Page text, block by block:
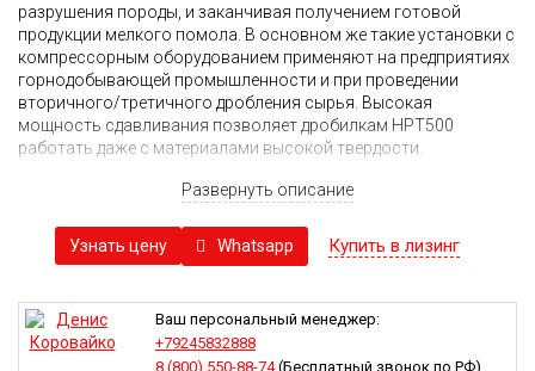
разрушения породы, и заканчивая получением готовой
продукции мелкого помола. В основном же такие установки с
компрессорным оборудованием применяют на предприятиях
горнодобывающей промышленности и при проведении
вторичного/третичного дробления сырья. Высокая
мощность сдавливания позволяет дробилкам HPT500
работать даже с материалами высокой твердости.
Дробилки HPT500 являются одной из моделей установок HPT-
серии, различающихся между собой производительностью,
но не конструкцией. Они сочетают в себе повышенную
производительность, минимум нецелевых простоев, и
увеличенной долей готовой продукции мелкой фракции.
процессов управления, включая гидравлическую разгрузку
рабочей камеры при образовании засоров, быструю
регулировку рабочих параметров под каждый материал и
Развернуть описание
Узнать цену Whatsapp Купить в лизинг
Ваш персональный менеджер:
+79245832888
8 (800) 550-88-74(Бесплатный звонок по РФ)